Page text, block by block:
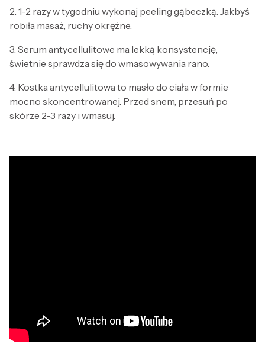
2. 1-2 razy w tygodniu wykonaj peeling gąbeczką. Jakbyś
robiła masaż, ruchy okrężne.
3. Serum antycellulitowe ma lekką konsystencję,
świetnie sprawdza się do wmasowywania rano.
4. Kostka antycellulitowa to masło do ciała w formie
mocno skoncentrowanej. Przed snem, przesuń po
skórze 2-3 razy i wmasuj.